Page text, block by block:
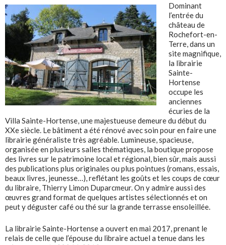
Dominant
l’entrée du
château de
Rochefort-en-
Terre, dans un
site magnifique,
la librairie
Sainte-
Hortense
occupe les
anciennes
écuries de la
Villa Sainte-Hortense, une majestueuse demeure du début du
XXe siècle. Le bâtiment a été rénové avec soin pour en faire une
librairie généraliste très agréable. Lumineuse, spacieuse,
organisée en plusieurs salles thématiques, la boutique propose
des livres sur le patrimoine local et régional, bien sûr, mais aussi
des publications plus originales ou plus pointues (romans, essais,
beaux livres, jeunesse…), reflétant les goûts et les coups de cœur
du libraire, Thierry Limon Duparcmeur. On y admire aussi des
œuvres grand format de quelques artistes sélectionnés et on
peut y déguster café ou thé sur la grande terrasse ensoleillée.
La librairie Sainte-Hortense a ouvert en mai 2017, prenant le
relais de celle que l’épouse du libraire actuel a tenue dans les